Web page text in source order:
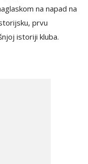
na napad na
prvu
istoriji kluba.